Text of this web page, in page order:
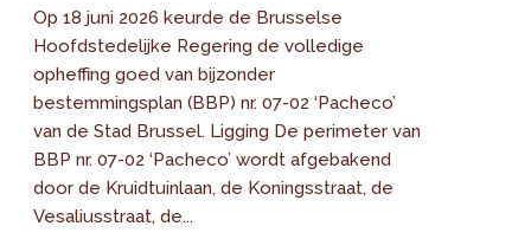
Op 18 juni 2026 keurde de Brusselse
Hoofdstedelijke Regering de volledige
opheffing goed van bijzonder
bestemmingsplan (BBP) nr. 07-02 ‘Pacheco’
van de Stad Brussel. Ligging De perimeter van
BBP nr. 07-02 ‘Pacheco’ wordt afgebakend
door de Kruidtuinlaan, de Koningsstraat, de
Vesaliusstraat, de...